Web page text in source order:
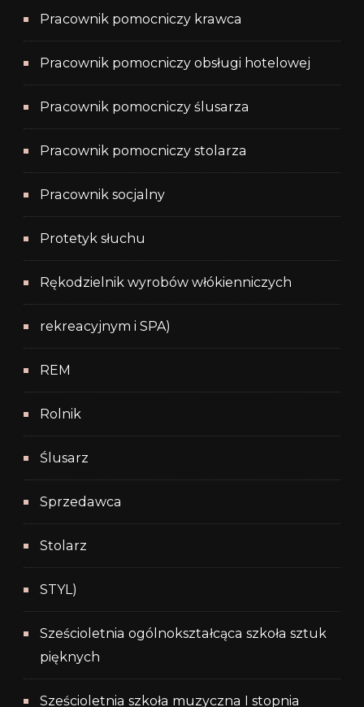
Pracownik pomocniczy krawca
Pracownik pomocniczy obsługi hotelowej
Pracownik pomocniczy ślusarza
Pracownik pomocniczy stolarza
Pracownik socjalny
Protetyk słuchu
Rękodzielnik wyrobów włókienniczych
rekreacyjnym i SPA)
REM
Rolnik
Ślusarz
Sprzedawca
Stolarz
STYL)
Sześcioletnia ogólnokształcąca szkoła sztuk
pięknych
Sześcioletnia szkoła muzyczna I stopnia